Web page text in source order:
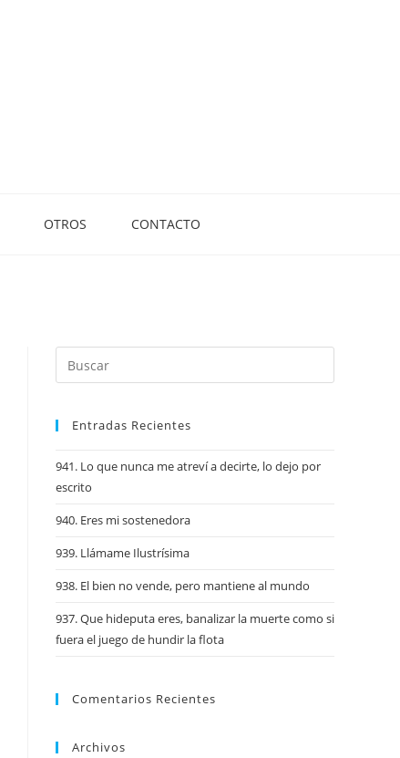
OTROS CONTACTO
Entradas Recientes
941. Lo que nunca me atreví a decirte, lo dejo por
escrito
940. Eres mi sostenedora
939. Llámame Ilustrísima
938. El bien no vende, pero mantiene al mundo
937. Que hideputa eres, banalizar la muerte como si
fuera el juego de hundir la flota
Comentarios Recientes
Archivos